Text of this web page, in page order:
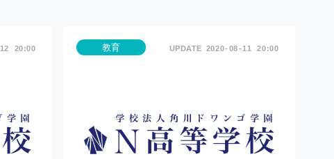
12 20:00 教育 2020 08 11 20:00